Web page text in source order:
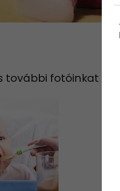
további fotóinkat a